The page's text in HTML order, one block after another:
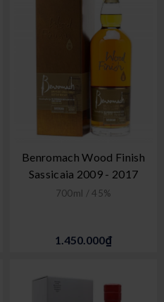
Benromach Wood Finish
Sassicaia 2009 - 2017
700ml / 45%
1.450.000₫